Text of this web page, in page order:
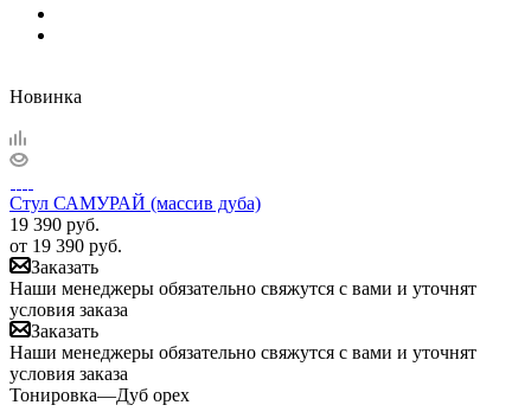
Новинка
Стул САМУРАЙ (массив дуба)
19 390 руб.
от 19 390 руб.
Заказать
Наши менеджеры обязательно свяжутся с вами и уточнят
условия заказа
Заказать
Наши менеджеры обязательно свяжутся с вами и уточнят
условия заказа
Тонировка—Дуб орех